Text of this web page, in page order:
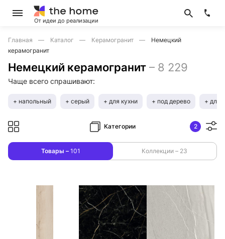
От идеи до реализации
Главная Каталог Керамогранит
Немецкий
керамогранит
Немецкий керамогранит – 8 229
Чаще всего спрашивают:
+ напольный + серый + для кухни + под дерево + для
Категории 2
Товары – 101 Коллекции – 23